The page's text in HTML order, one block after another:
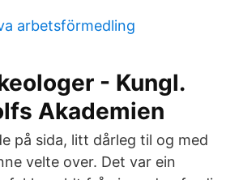
arbetsförmedling
- Kungl.
Akademien
på sida, litt dårleg til og med
velte over. Det var ein